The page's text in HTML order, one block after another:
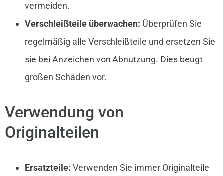
vermeiden.
Verschleißteile überwachen: Überprüfen Sie
regelmäßig alle Verschleißteile und ersetzen Sie
sie bei Anzeichen von Abnutzung. Dies beugt
großen Schäden vor.
Verwendung von
Originalteilen
Ersatzteile: Verwenden Sie immer Originalteile